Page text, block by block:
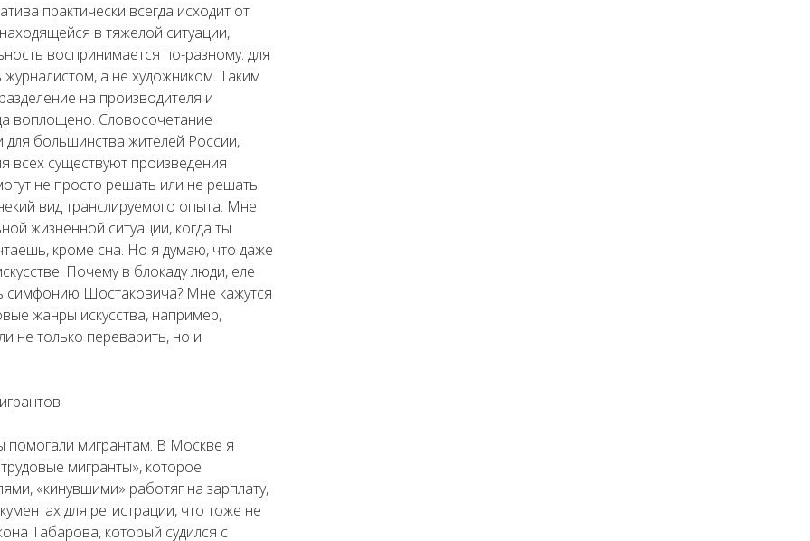
практически всегда исходит от
в тяжелой ситуации,
воспринимается по-разному: для
а не художником. Таким
на производителя и
воплощено. Словосочетание
для большинства жителей России,
всех существуют произведения
не просто решать или не решать
вид транслируемого опыта. Мне
жизненной ситуации, когда ты
кроме сна. Но я думаю, что даже
Почему в блокаду люди, еле
симфонию Шостаковича? Мне кажутся
жанры искусства, например,
не только переварить, но и
помогали мигрантам. В Москве я
мигранты», которое
«кинувшими» работяг на зарплату,
для регистрации, что тоже не
Табарова, который судился с